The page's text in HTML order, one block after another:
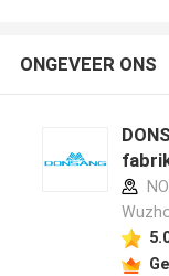
ONGEVEER ONS